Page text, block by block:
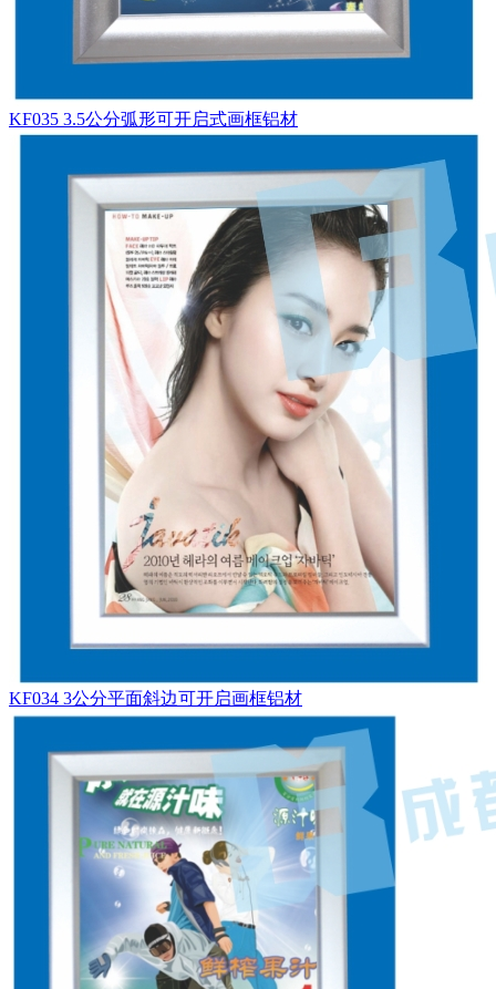
KF035 3.5公分弧形可开启式画框铝材
KF034 3公分平面斜边可开启画框铝材